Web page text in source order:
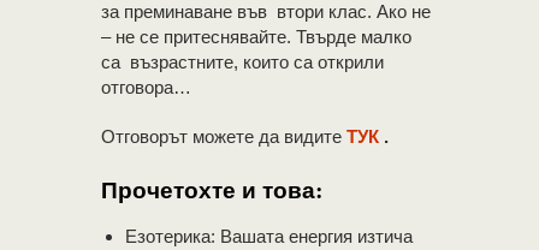
за преминаване във втори клас. Ако не
– не се притеснявайте. Твърде малко
са възрастните, които са открили
отговора…
Отговорът можете да видите ТУК .
Прочетохте и това:
Езотерика: Вашата енергия изтича